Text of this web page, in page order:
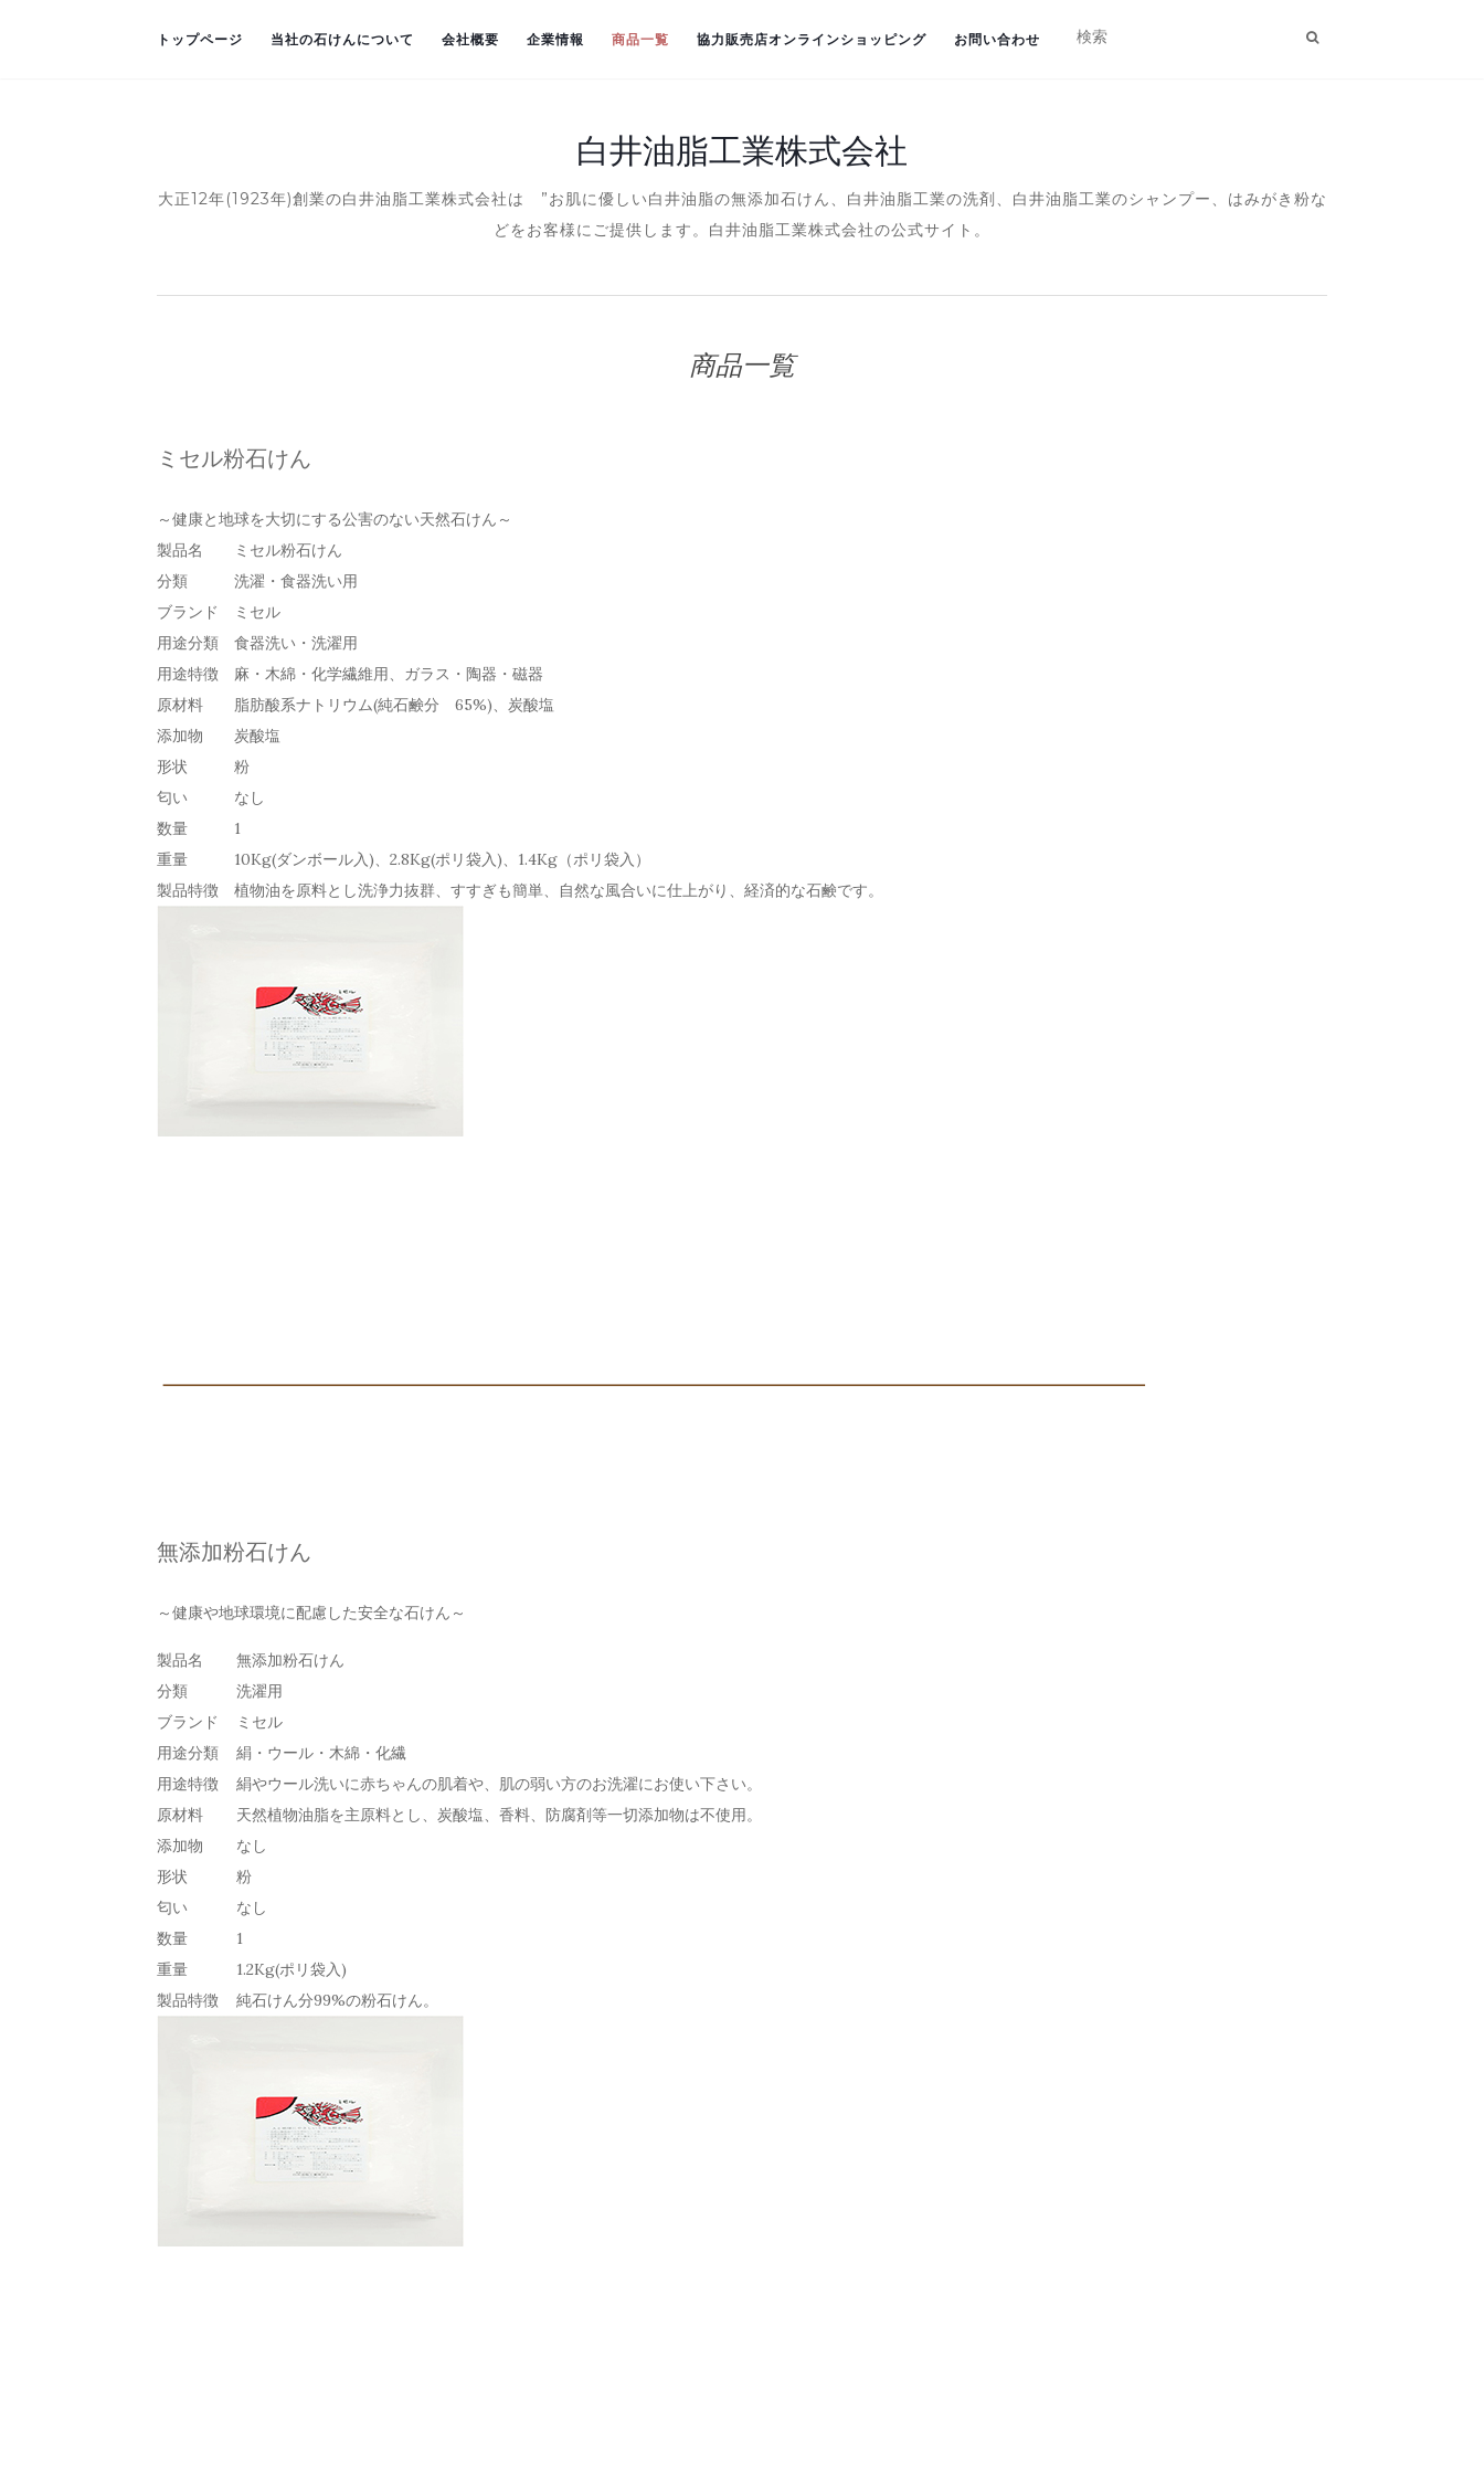
トップページ 当社の石けんについて 会社概要 企業情報 商品一覧 協力販売店オンラインショッピング お問い合わせ
白井油脂工業株式会社
大正12年(1923年)創業の白井油脂工業株式会社は ”お肌に優しい白井油脂の無添加石けん、白井油脂工業の洗剤、白井油脂工業のシャンプー、はみがき粉な
どをお客様にご提供します。白井油脂工業株式会社の公式サイト。
商品一覧
ミセル粉石けん
～健康と地球を大切にする公害のない天然石けん～
製品名
ミセル粉石けん
分類
洗濯・食器洗い用
ブランド
ミセル
用途分類
食器洗い・洗濯用
用途特徴
麻・木綿・化学繊維用、ガラス・陶器・磁器
原材料
脂肪酸系ナトリウム(純石鹸分 65%)、炭酸塩
添加物
炭酸塩
形状
粉
匂い
なし
数量
1
重量
10Kg(ダンボール入)、2.8Kg(ポリ袋入)、1.4Kg（ポリ袋入）
製品特徴
植物油を原料とし洗浄力抜群、すすぎも簡単、自然な風合いに仕上がり、経済的な石鹸です。
無添加粉石けん
～健康や地球環境に配慮した安全な石けん～
製品名
無添加粉石けん
分類
洗濯用
ブランド
ミセル
用途分類
絹・ウール・木綿・化繊
用途特徴
絹やウール洗いに赤ちゃんの肌着や、肌の弱い方のお洗濯にお使い下さい。
原材料
天然植物油脂を主原料とし、炭酸塩、香料、防腐剤等一切添加物は不使用。
添加物
なし
形状
粉
匂い
なし
数量
1
重量
1.2Kg(ポリ袋入)
製品特徴
純石けん分99%の粉石けん。